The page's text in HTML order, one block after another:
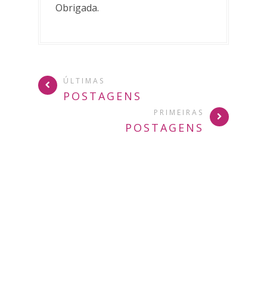
Obrigada.
ÚLTIMAS
POSTAGENS
PRIMEIRAS
POSTAGENS